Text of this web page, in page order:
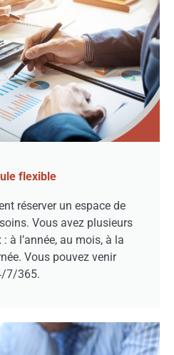
flexible
réserver un espace de
Vous avez plusieurs
à l’année, au mois, à la
Vous pouvez venir
7/365.